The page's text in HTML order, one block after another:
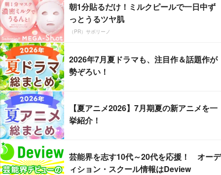
朝1分貼るだけ！ミルクピールで一日中ず
っとうるツヤ肌
（PR）サボリーノ
2026年7月夏ドラマも、注目作＆話題作が
勢ぞろい！
【夏アニメ2026】7月期夏の新アニメを一
挙紹介！
芸能界を志す10代～20代を応援！ オーデ
ィション・スクール情報はDeview